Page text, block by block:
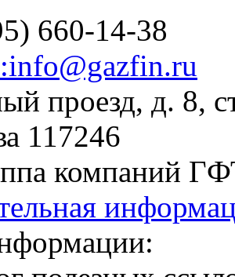
660-14-38
проезд, д. 8,
117246
компаний